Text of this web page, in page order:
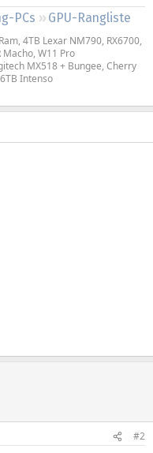
PCs
GPU-Rangliste
4TB Lexar NM790, RX6700,
Macho, W11 Pro
MX518 + Bungee, Cherry
Intenso
#2